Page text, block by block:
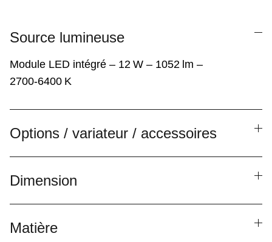
Source lumineuse
Module LED intégré – 12 W – 1052 lm –
2700‑6400 K
Options / variateur / accessoires
Dimension
Matière